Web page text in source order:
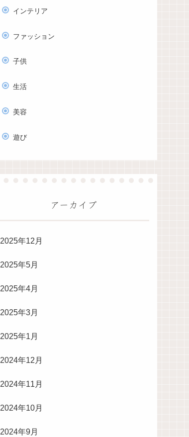
インテリア
ファッション
子供
生活
美容
遊び
アーカイブ
2025年12月
2025年5月
2025年4月
2025年3月
2025年1月
2024年12月
2024年11月
2024年10月
2024年9月